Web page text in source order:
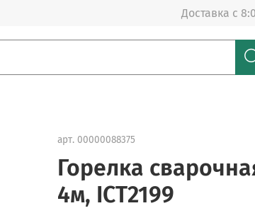
Доставка с
арт. 00000088375
Горелка
4м, ICT2199